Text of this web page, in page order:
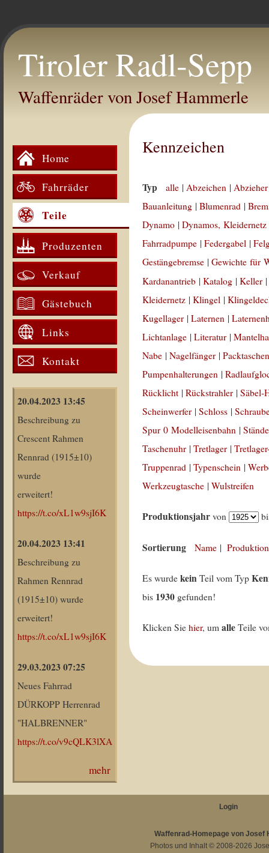
Tiroler Radl-Sepp
Waffenräder von Josef Hammerle
Home
Fahrräder
Teile
Produzenten
Verkauf
Gästebuch
Links
Kontakt
20.04.2023 13:45
Beschreibung zu
Crescent Rahmen
Rennrad (1915±10)
wurde
erweitert!
https://t.co/xL1w9sjI6K
20.04.2023 13:41
Beschreibung zu
Rahmen Rennrad
(1915±10) wurde
erweitert!
https://t.co/xL1w9sjI6K
29.03.2023 07:25
Neues Fahrrad
DÜRKOPP Herrenrad
"HALBRENNER"
https://t.co/v9cQLK3lXA
mehr
Kennzeichen
Typ alle |Abzeichen |
Bauanleitung |Blumenrad |
Dynamo |Dynamos, Kleidernetz
Fahrradpumpe |Federgabel |
Gestängebremse |Gewichte für
Kardanantrieb |Katalog |Keller
Kleidernetz |Klingel |
Kugellager |Laternen |
Lichtanlage |Literatur |
Nabe |Nagelfänger |
Pumpenhalterungen |
Rücklicht |Rückstrahler |Säbel-
Scheinwerfer |Schloss |
Spur 0 Modelleisenbahn |
Taschenuhr |Tretlager |
Truppenrad |Typenschein |
Werkzeugtasche |Wulstreifen
Produktionsjahr von
Sortierung Name |
Es wurdekein Teil vom Typ
bis 1930 gefunden!
Klicken Siehier, umalle Teile
Login
Waffenrad-Homepage von Josef
Photos und Inhalt © 2008-2026